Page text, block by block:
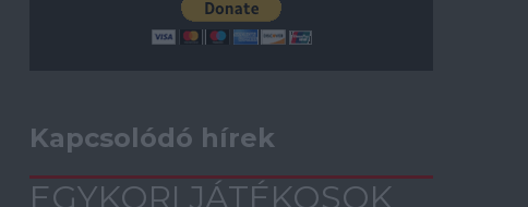
Kapcsolódó hírek
EGYKORI JÁTÉKOSOK